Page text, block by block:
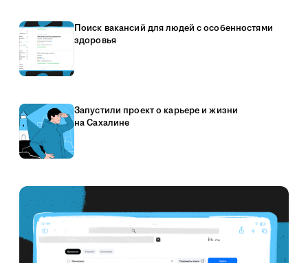
Поиск вакансий для людей с особенностями
здоровья
Запустили проект о карьере и жизни
на Сахалине